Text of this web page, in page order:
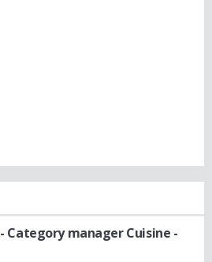
- Category manager Cuisine -